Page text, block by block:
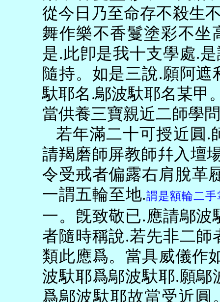
從今日乃至命存不殺生
舞作樂不香鬘塗彩不坐
是.此卽是我十支學處.
隨持。如是三說.願阿遮
馱耶名 .鄔波馱耶名某甲
當供養三寶親近二師學
若年滿二十可授近圓 .
請羯磨師屏教師幷入壇
令受戒者偏露右肩脫革
一謂五輪至地.謂是額輪二
一。旣致敬已.應請鄔波
者隨時稱說.若先非二師
類此應爲。當具威儀作
波馱耶爲鄔波馱耶.願鄔
爲鄔波馱耶故當受近圓